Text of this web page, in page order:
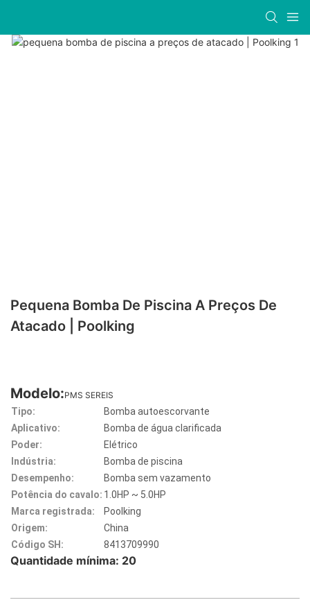
Pequena Bomba De Piscina A Preços De
Atacado | Poolking
Modelo:PMS SEREIS
Tipo:
Bomba autoescorvante
Aplicativo:
Bomba de água clarificada
Poder:
Elétrico
Indústria:
Bomba de piscina
Desempenho:
Bomba sem vazamento
Potência do cavalo: 1.0HP ~ 5.0HP
Marca registrada:
Poolking
Origem:
China
Código SH:
8413709990
Quantidade mínima: 20